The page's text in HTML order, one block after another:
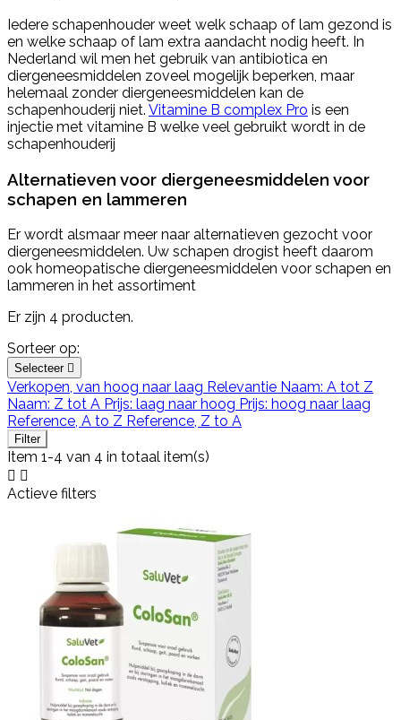
Iedere schapenhouder weet welk schaap of lam gezond is
en welke schaap of lam extra aandacht nodig heeft. In
Nederland wil men het gebruik van antibiotica en
diergeneesmiddelen zoveel mogelijk beperken, maar
helemaal zonder diergeneesmiddelen kan de
schapenhouderij niet. Vitamine B complex Pro is een
injectie met vitamine B welke veel gebruikt wordt in de
schapenhouderij
Alternatieven voor diergeneesmiddelen voor
schapen en lammeren
Er wordt alsmaar meer naar alternatieven gezocht voor
diergeneesmiddelen. Uw schapen drogist heeft daarom
ook homeopatische diergeneesmiddelen voor schapen en
lammeren in het assortiment
Er zijn 4 producten.
Sorteer op:
Selecteer 
Verkopen, van hoog naar laag Relevantie Naam: A tot Z
Naam: Z tot A Prijs: laag naar hoog Prijs: hoog naar laag
Reference, A to Z Reference, Z to A
Filter
Item 1-4 van 4 in totaal item(s)
 
Actieve filters